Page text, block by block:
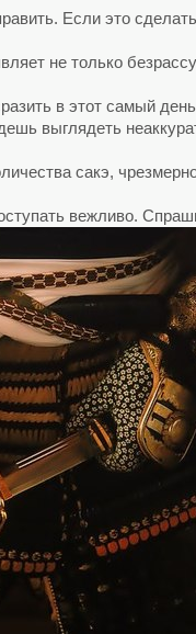
Если это
не только
в этот самый
выглядеть
сакэ,
вежливо.